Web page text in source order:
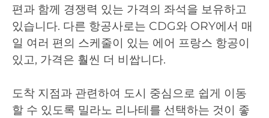
편과 함께 경쟁력 있는 가격의 좌석을 보유하고
있습니다. 다른 항공사로는 CDG와 ORY에서 매
일 여러 편의 스케줄이 있는 에어 프랑스 항공이
있고, 가격은 훨씬 더 비쌉니다.
도착 지점과 관련하여 도시 중심으로 쉽게 이동
할 수 있도록 밀라노 리나테를 선택하는 것이 좋